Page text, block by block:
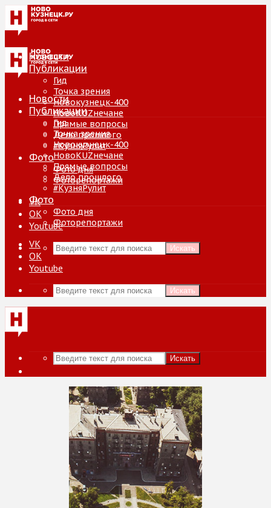
Новости
Публикации
Гид
Точка зрения
Новокузнецк-400
НовоKUZнечане
Прямые вопросы
Дело прошлого
#КузняРулит
Фото
Фото дня
Фоторепортажи
VK
ОК
Youtube
Искать
Новости
Публикации
Гид
Точка зрения
Новокузнецк-400
НовоKUZнечане
Прямые вопросы
Дело прошлого
#КузняРулит
Фото
Фото дня
Фоторепортажи
VK
ОК
Youtube
Искать
Искать